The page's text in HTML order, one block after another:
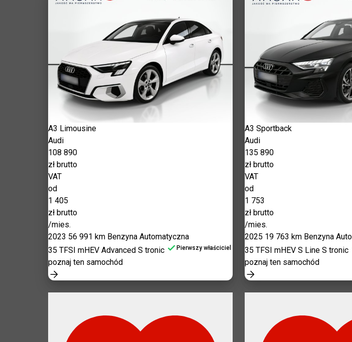
A3 Limousine
Audi
108 890
zł brutto
VAT
od
1 405
zł brutto
/mies.
2023 56 991 km Benzyna Automatyczna
35 TFSI mHEV Advanced S tronic
Pierwszy właściciel
poznaj ten samochód
A3 Sportback
Audi
135 890
zł brutto
VAT
od
1 753
zł brutto
/mies.
2025 19 763 km Benzyna
35 TFSI mHEV S Line S tronic
poznaj ten samochód